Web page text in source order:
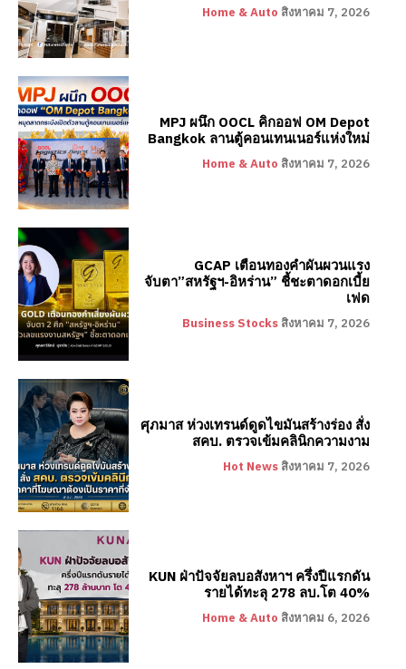
Home & Auto สิงหาคม 7, 2026
MPJ ผนึก OOCL คิกออฟ OM Depot
Bangkok ลานตู้คอนเทนเนอร์แห่งใหม่
Home & Auto สิงหาคม 7, 2026
GCAP เตือนทองคำผันผวนแรง
จับตา”สหรัฐฯ-อิหร่าน” ชี้ชะตาดอกเบี้ย
เฟด
Business Stocks สิงหาคม 7, 2026
ศุภมาส ห่วงเทรนด์ดูดไขมันสร้างร่อง สั่ง
สคบ. ตรวจเข้มคลินิกความงาม
Hot News สิงหาคม 7, 2026
KUN ฝ่าปัจจัยลบอสังหาฯ ครึ่งปีแรกดัน
รายได้ทะลุ 278 ลบ.โต 40%
Home & Auto สิงหาคม 6, 2026